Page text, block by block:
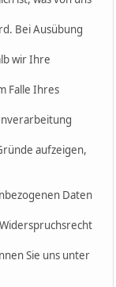
Bei Ausübung
wir Ihre
Falle Ihres
aufzeigen,
Daten
Sie uns unter